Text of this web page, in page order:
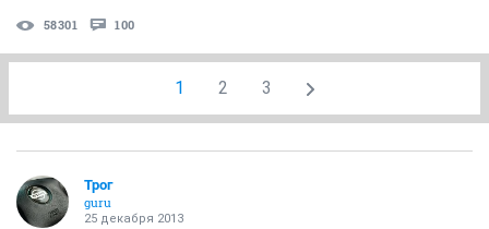
58301 100
1 2 3
Трог
guru
25 декабря 2013